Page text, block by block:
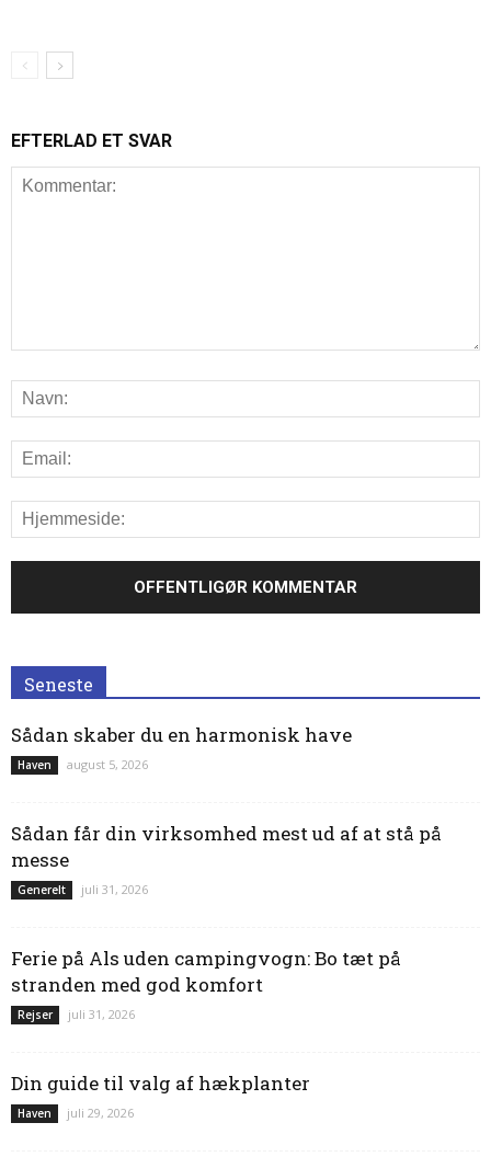
EFTERLAD ET SVAR
Seneste
Sådan skaber du en harmonisk have
Haven august 5, 2026
Sådan får din virksomhed mest ud af at stå på
messe
Generelt juli 31, 2026
Ferie på Als uden campingvogn: Bo tæt på
stranden med god komfort
Rejser juli 31, 2026
Din guide til valg af hækplanter
Haven juli 29, 2026